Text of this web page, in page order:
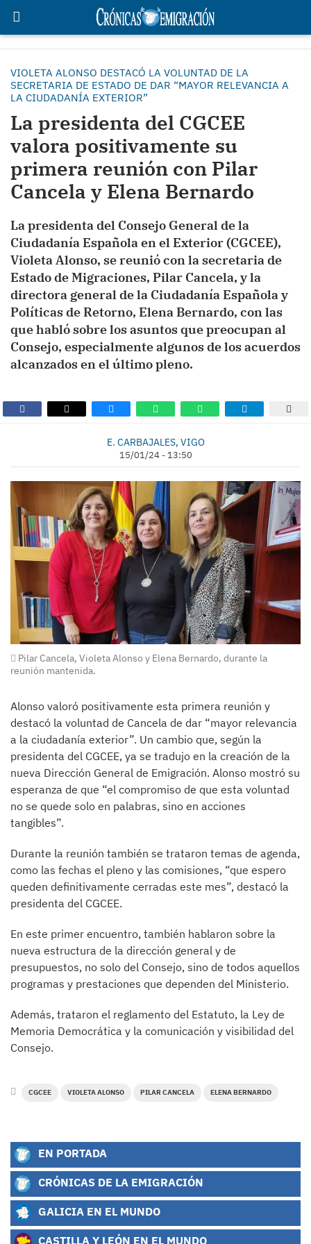
VIOLETA ALONSO DESTACÓ LA VOLUNTAD DE LA
SECRETARIA DE ESTADO DE DAR “MAYOR RELEVANCIA A
LA CIUDADANÍA EXTERIOR”
La presidenta del CGCEE
valora positivamente su
primera reunión con Pilar
Cancela y Elena Bernardo
La presidenta del Consejo General de la
Ciudadanía Española en el Exterior (CGCEE),
Violeta Alonso, se reunió con la secretaria de
Estado de Migraciones, Pilar Cancela, y la
directora general de la Ciudadanía Española y
Políticas de Retorno, Elena Bernardo, con las
que habló sobre los asuntos que preocupan al
Consejo, especialmente algunos de los acuerdos
alcanzados en el último pleno.
E. CARBAJALES, VIGO
15/01/24 - 13:50
Pilar Cancela, Violeta Alonso y Elena Bernardo, durante la
reunión mantenida.
Alonso valoró positivamente esta primera reunión y
destacó la voluntad de Cancela de dar “mayor relevancia
a la ciudadanía exterior”. Un cambio que, según la
presidenta del CGCEE, ya se tradujo en la creación de la
nueva Dirección General de Emigración. Alonso mostró su
esperanza de que “el compromiso de que esta voluntad
no se quede solo en palabras, sino en acciones
tangibles”.
Durante la reunión también se trataron temas de agenda,
como las fechas el pleno y las comisiones, “que espero
queden definitivamente cerradas este mes”, destacó la
presidenta del CGCEE.
En este primer encuentro, también hablaron sobre la
nueva estructura de la dirección general y de
presupuestos, no solo del Consejo, sino de todos aquellos
programas y prestaciones que dependen del Ministerio.
Además, trataron el reglamento del Estatuto, la Ley de
Memoria Democrática y la comunicación y visibilidad del
Consejo.
CGCEE VIOLETA ALONSO PILAR CANCELA ELENA BERNARDO
EN PORTADA
CRÓNICAS DE LA EMIGRACIÓN
GALICIA EN EL MUNDO
CASTILLA Y LEÓN EN EL MUNDO